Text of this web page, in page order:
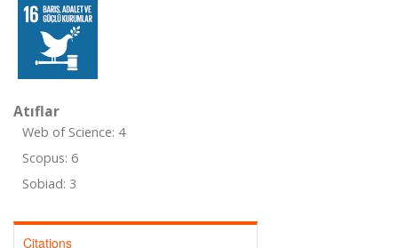
Atıflar
Web of Science: 4
Scopus: 6
Sobiad: 3
Citations